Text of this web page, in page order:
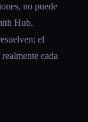
no puede
Hub,
el
cada